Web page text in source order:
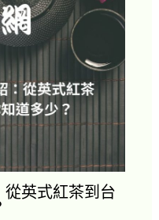
從英式紅茶到台